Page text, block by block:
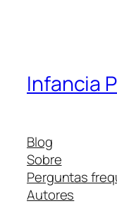
Infancia
Blog
Sobre
Perguntas
Autores